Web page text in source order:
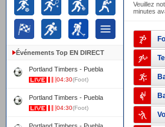
Événements Top EN DIRECT
Portland Timbers - Puebla
04:30(Foot)
Portland Timbers - Puebla
04:30(Foot)
Veuillez
minutes